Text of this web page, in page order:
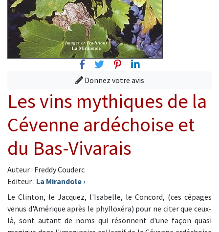
FacebookTwitterPinterest
Linkedin
Donnez votre avis
Les vins mythiques de la
Cévenne ardéchoise et
du Bas-Vivarais
Auteur : Freddy Couderc
Editeur : La Mirandole ›
Le Clinton, le Jacquez, l'Isabelle, le Concord, (ces cépages
venus d'Amérique après le phylloxéra) pour ne citer que ceux-
là, sont autant de noms qui résonnent d'une façon quasi